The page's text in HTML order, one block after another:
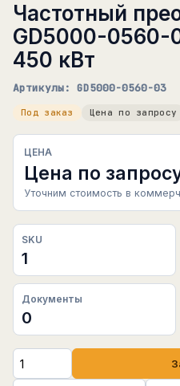
Частотный
GD5000-
450 кВт
Артикулы: GD5000-0560-03
Под заказ Цена по запросу
ЦЕНА
Цена по
Уточним стоимость в
SKU
1
Документы
0